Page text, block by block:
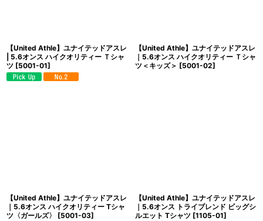
【United Athle】ユナイテッドアスレ
| 5.6オンス ハイクオリティー Ｔシャ
ツ [5001-01]
【United Athle】ユナイテッドアスレ
｜5.6オンス ハイクオリティー Ｔシャ
ツ＜キッズ＞ [5001-02]
【United Athle】ユナイテッドアスレ
｜5.6オンス ハイクオリティー Tシャ
ツ〈ガールズ〉
[5001-03]
【United Athle】ユナイテッドアスレ
｜5.6オンス トライブレンド ビッグシ
ルエット Tシャツ [1105-01]